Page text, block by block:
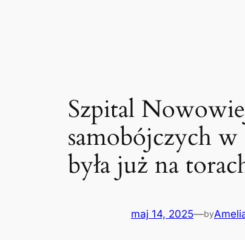
Szpital
samobójczych
była już na
maj 14, 2025—by